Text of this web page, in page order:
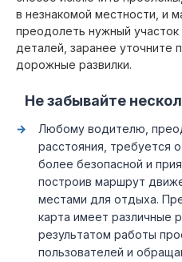
в незнакомой местности, и
преодолеть нужный участок
деталей, заранее уточните
дорожные развилки.
Не забывайте
Любому водителю,
расстояния, требуется
более безопасной и
построив маршрут
местами для отдыха.
карта имеет различные
результатом работы
пользователей и